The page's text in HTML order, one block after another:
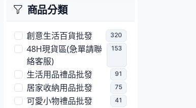
商品分類
創意生活百貨批發 320
48H現貨區(急單請聯
絡客服)
153
生活用品禮品批發 91
居家收納用品批發 75
可愛小物禮品批發 41